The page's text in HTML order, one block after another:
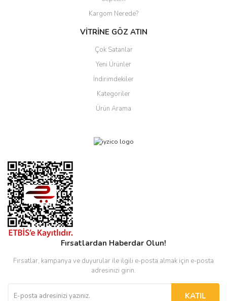
Kargom Nerede?
VİTRİNE GÖZ ATIN
Çok Satanlar
Yeni Ürünler
İndirimdekiler
Kategoriler
Ürün Arama
Fırsatlardan Haberdar Olun!
Fırsatlar, kampanya ve duyurular ile ilgili e-posta almak için e-posta
adresinizi girin.
KATIL